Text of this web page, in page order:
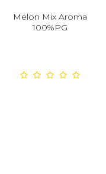
Melon Mix Aroma
100%PG